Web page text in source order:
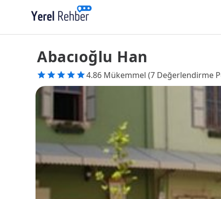
Abacıoğlu Han
4.86 Mükemmel (7 Değerlendirme